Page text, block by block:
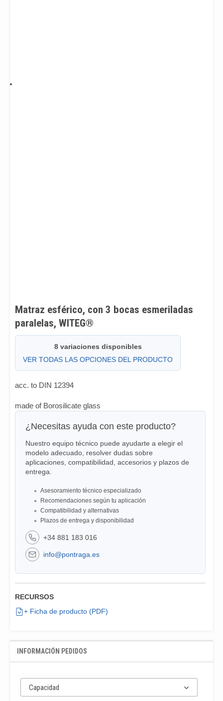
Matraz esférico, con 3 bocas esmeriladas
paralelas, WITEG®
8 variaciones disponibles
VER TODAS LAS OPCIONES DEL PRODUCTO
acc. to DIN 12394
made of Borosilicate glass
¿Necesitas ayuda con este producto?
Nuestro equipo técnico puede ayudarte a elegir el
modelo adecuado, resolver dudas sobre
aplicaciones, compatibilidad, accesorios y plazos de
entrega.
Asesoramiento técnico especializado
Recomendaciones según tu aplicación
Compatibilidad y alternativas
Plazos de entrega y disponibilidad
+34 881 183 016
info@pontraga.es
RECURSOS
+ Ficha de producto (PDF)
INFORMACIÓN PEDIDOS
Capacidad